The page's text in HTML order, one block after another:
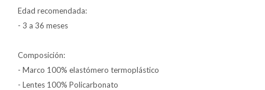
Edad recomendada:
- 3 a 36 meses
Composición:
- Marco 100% elastómero termoplástico
- Lentes 100% Policarbonato
Gift cards
Nuevos